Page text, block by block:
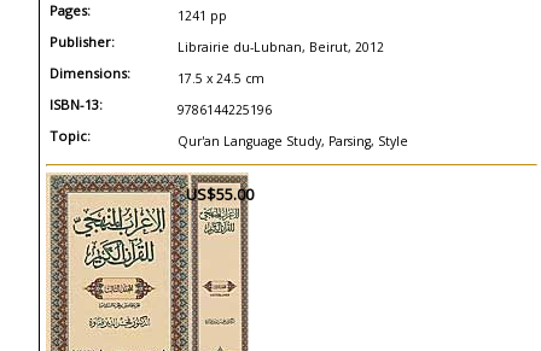
Pages: 1241 pp
Publisher: Librairie du-Lubnan, Beirut, 2012
Dimensions: 17.5 x 24.5 cm
ISBN-13: 9786144225196
Topic: Qur'an Language Study, Parsing, Style
US$55.00